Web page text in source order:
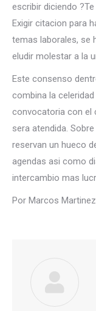
escribir diciendo
Exigir citacion para
temas laborales, se
eludir molestar a la
Este consenso
combina la
convocatoria con el
sera atendida.
reservan un hueco
agendas asi como
intercambio mas
Por Marcos Martinez